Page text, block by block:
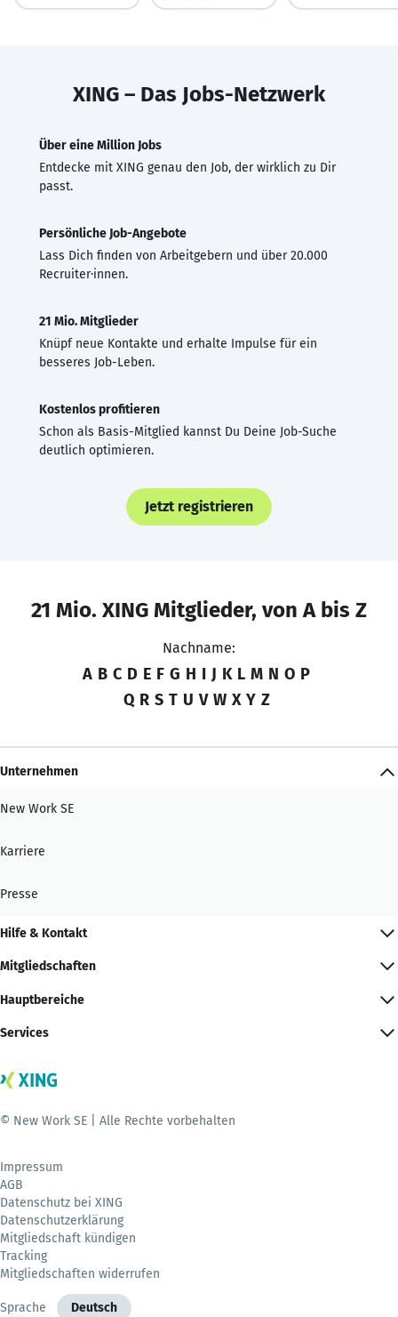
XING – Das Jobs-Netzwerk
Über eine Million Jobs
Entdecke mit XING genau den Job, der wirklich zu Dir
passt.
Persönliche Job-Angebote
Lass Dich finden von Arbeitgebern und über 20.000
Recruiter·innen.
21 Mio. Mitglieder
Knüpf neue Kontakte und erhalte Impulse für ein
besseres Job-Leben.
Kostenlos profitieren
Schon als Basis-Mitglied kannst Du Deine Job-Suche
deutlich optimieren.
Jetzt registrieren
21 Mio. XING Mitglieder, von A bis Z
Nachname:
A B C D E F G H I J K L M N O P
Q R S T U V W X Y Z
Unternehmen
New Work SE
Karriere
Presse
Hilfe & Kontakt
Mitgliedschaften
Hauptbereiche
Services
© New Work SE | Alle Rechte vorbehalten
Impressum
AGB
Datenschutz bei XING
Datenschutzerklärung
Mitgliedschaft kündigen
Tracking
Mitgliedschaften widerrufen
Sprache Deutsch